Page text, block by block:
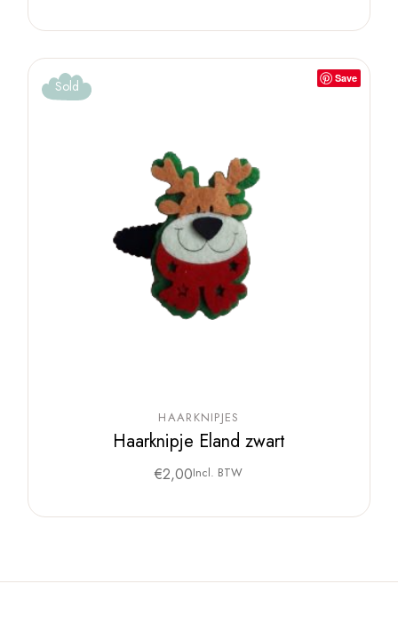
Save
Sold
HAARKNIPJES
Haarknipje Eland zwart
€2,00Incl. BTW